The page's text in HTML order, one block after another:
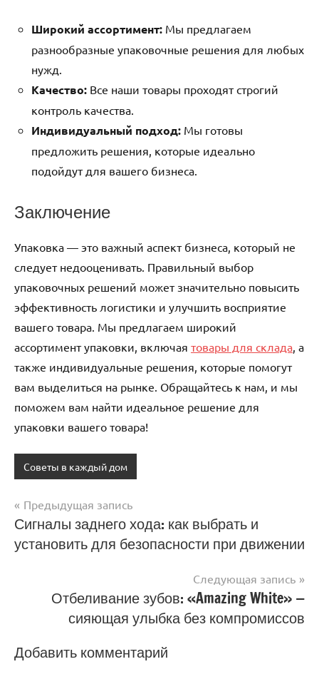
Широкий ассортимент: Мы предлагаем
разнообразные упаковочные решения для любых
нужд.
Качество: Все наши товары проходят строгий
контроль качества.
Индивидуальный подход: Мы готовы
предложить решения, которые идеально
подойдут для вашего бизнеса.
Заключение
Упаковка — это важный аспект бизнеса, который не
следует недооценивать. Правильный выбор
упаковочных решений может значительно повысить
эффективность логистики и улучшить восприятие
вашего товара. Мы предлагаем широкий
ассортимент упаковки, включая товары для склада , а
также индивидуальные решения, которые помогут
вам выделиться на рынке. Обращайтесь к нам, и мы
поможем вам найти идеальное решение для
упаковки вашего товара!
Советы в каждый дом
Навигация
по
Предыдущая запись
Сигналы заднего хода: как выбрать и
установить для безопасности при движении
Следующая запись
Отбеливание зубов: «Amazing White» —
сияющая улыбка без компромиссов
Добавить комментарий